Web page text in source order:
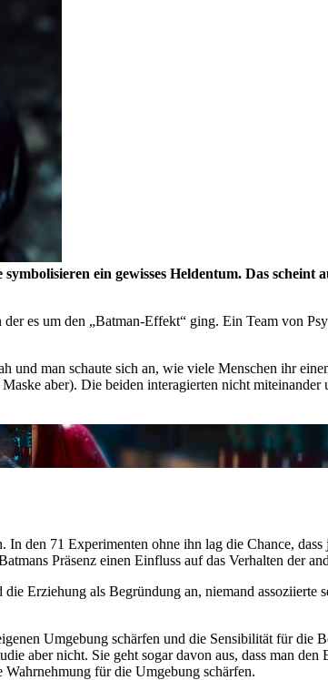
ein gewisses Heldentum. Das scheint
es um den Batman-Effekt
ging. Ein Team von
man schaute sich an, wie viele Menschen ihr
aber). Die beiden interagierten nicht miteinander
den 71 Experimenten ohne ihn lag die Chance,
Präsenz einen Einfluss auf das Verhalten der
Erziehung als Begründung an, niemand assoziierte
Umgebung schärfen und die Sensibilität für die
aber nicht. Sie geht sogar davon aus, dass man
Wahrnehmung für die Umgebung schärfen.